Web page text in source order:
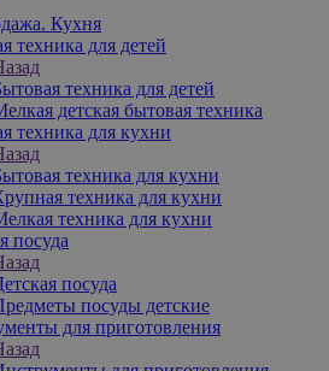
Кухня
техника для детей
техника для детей
детская бытовая техника
техника для кухни
техника для кухни
техника для кухни
техника для кухни
посуда
посуда
посуды детские
для приготовления